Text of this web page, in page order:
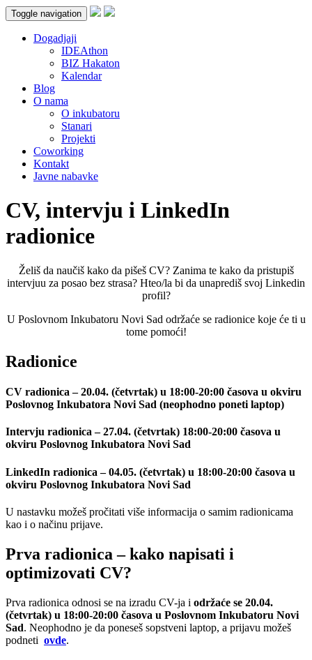
Toggle navigation
Dogadjaji
IDEAthon
BIZ Hakaton
Kalendar
Blog
O nama
O inkubatoru
Stanari
Projekti
Coworking
Kontakt
Javne nabavke
CV, intervju i LinkedIn
radionice
Želiš da naučiš kako da pišeš CV? Zanima te kako da pristupiš
intervjuu za posao bez strasa? Hteo/la bi da unaprediš svoj Linkedin
profil?
U Poslovnom Inkubatoru Novi Sad održaće se radionice koje će ti u
tome pomoći!
Radionice
CV radionica – 20.04. (četvrtak) u 18:00-20:00 časova u okviru
Poslovnog Inkubatora Novi Sad (neophodno poneti laptop)
Intervju radionica – 27.04. (četvrtak) 18:00-20:00 časova u
okviru Poslovnog Inkubatora Novi Sad
LinkedIn radionica – 04.05. (četvrtak) u 18:00-20:00 časova u
okviru Poslovnog Inkubatora Novi Sad
U nastavku možeš pročitati više informacija o samim radionicama
kao i o načinu prijave.
Prva radionica – kako napisati i
optimizovati CV?
Prva radionica odnosi se na izradu CV-ja i održaće se 20.04.
(četvrtak) u 18:00-20:00 časova u Poslovnom Inkubatoru Novi
Sad. Neophodno je da poneseš sopstveni laptop, a prijavu možeš
podneti ovde.